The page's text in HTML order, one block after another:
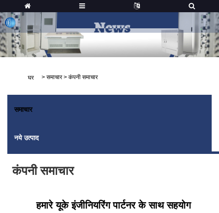
घर > समाचार > कंपनी समाचार
समाचार
नये उत्पाद
कंपनी समाचार
हमारे यूके इंजीनियरिंग पार्टनर के साथ सहयोग